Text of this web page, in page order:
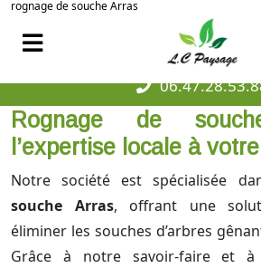
rognage de souche Arras
Rognage de
l’expertise locale à
Notre société est spécialisée
souche Arras, offrant une
éliminer les souches d’arbres
Grâce à notre savoir-faire et à